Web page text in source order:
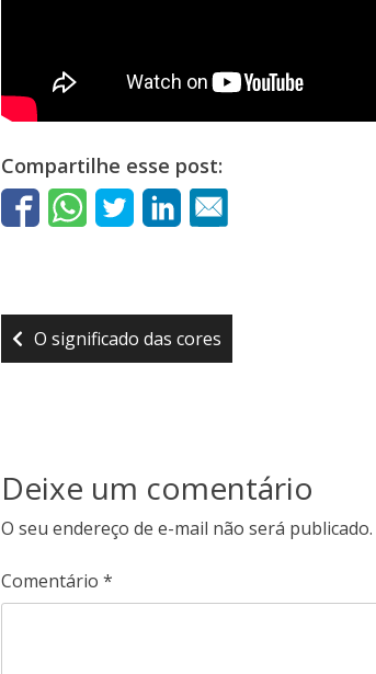
Compartilhe esse post:
Navegação
de
O significado das cores
Deixe um comentário
O seu endereço de e-mail não será publicado.
Comentário *